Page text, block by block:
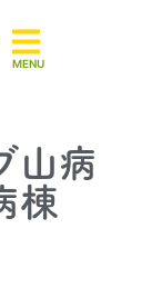
山病
棟